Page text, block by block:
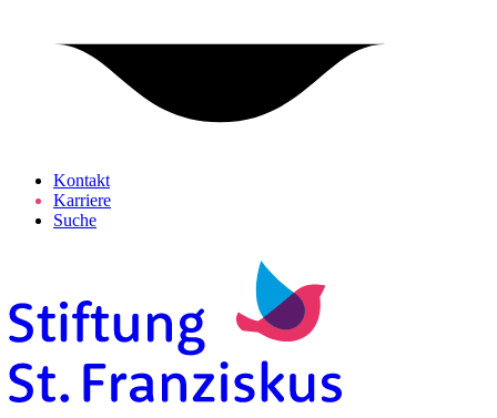
Kontakt
Karriere
Suche